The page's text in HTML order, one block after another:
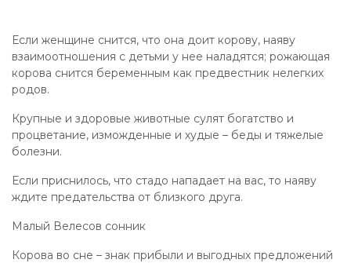
Если женщине снится, что она доит корову, наяву
взаимоотношения с детьми у нее наладятся; рожающая
корова снится беременным как предвестник нелегких
родов.
Крупные и здоровые животные сулят богатство и
процветание, изможденные и худые – беды и тяжелые
болезни.
Если приснилось, что стадо нападает на вас, то наяву
ждите предательства от близкого друга.
Малый Велесов сонник
Корова во сне – знак прибыли и выгодных предложений